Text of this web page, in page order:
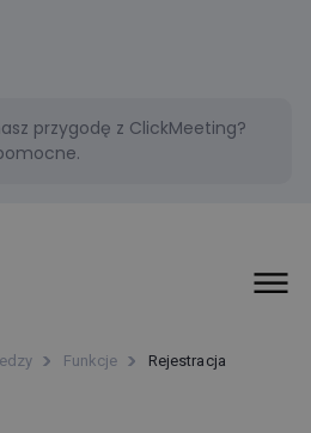
przygodę z ClickMeeting?
Funkcje Rejestracja